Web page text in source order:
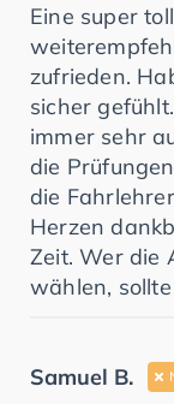
Eine super
zufrieden.
sicher
immer sehr
die
die
Herzen
Zeit. Wer die
wählen,
Samuel B.